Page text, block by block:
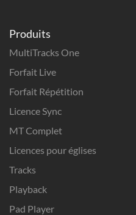
Produits
MultiTracks One
Forfait Live
Forfait Répétition
Licence Sync
MT Complet
Licences pour églises
Tracks
Playback
Pad Player